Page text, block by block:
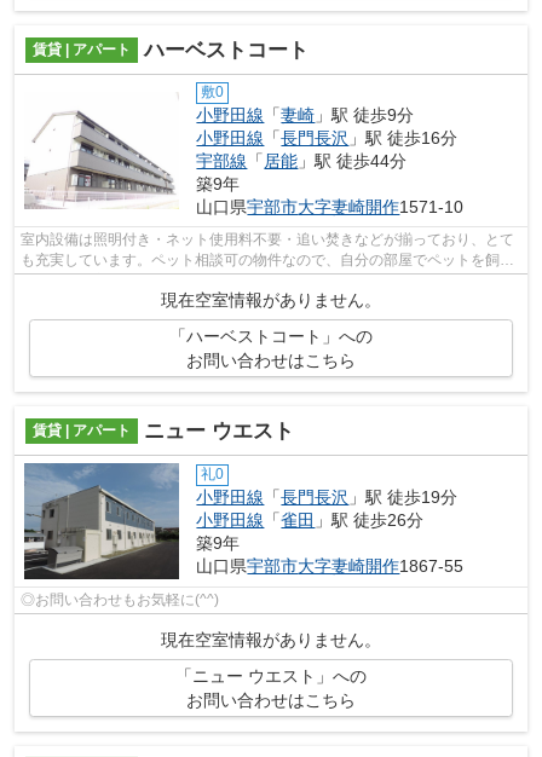
賃貸 | アパート ハーベストコート
敷0
小野田線 「妻崎 」駅 徒歩9分
小野田線 「長門長沢 」駅 徒歩16分
宇部線 「 居能 」駅 徒歩44分
築9年
山口県宇部市大字妻崎開作1571-10
室内設備は照明付き・ネット使用料不要・追い焚きなどが揃っており、とて
も充実しています。ペット相談可の物件なので、自分の部屋でペットを飼い
現在空室情報がありません。
「ハーベストコート」への
お問い合わせはこちら
賃貸 | アパート ニュー ウエスト
礼0
小野田線 「長門長沢 」駅 徒歩19分
小野田線 「雀田 」駅 徒歩26分
築9年
山口県宇部市大字妻崎開作1867-55
◎お問い合わせもお気軽に(^^)
現在空室情報がありません。
「ニュー ウエスト」への
お問い合わせはこちら